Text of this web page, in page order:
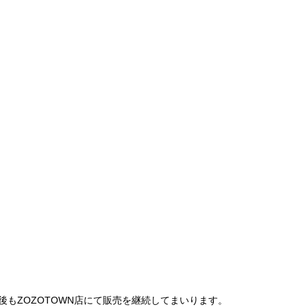
ZOZOTOWN店にて販売を継続してまいります。